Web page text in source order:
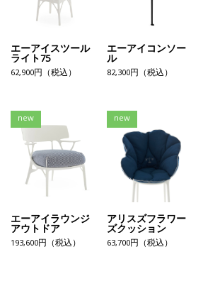
エーアイスツール
ライト75
62,900円（税込）
エーアイコンソー
ル
82,300円（税込）
new
エーアイラウンジ
アウトドア
193,600円（税込）
new
アリスズフラワー
ズクッション
63,700円（税込）